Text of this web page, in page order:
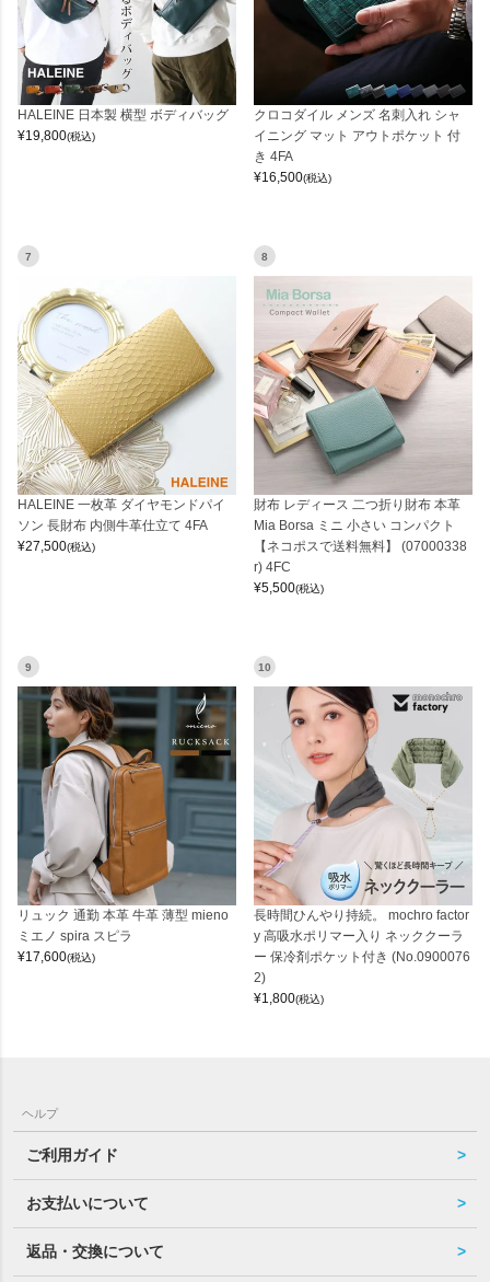
HALEINE 日本製 横型 ボディバッグ
¥19,800(税込)
クロコダイル メンズ 名刺入れ シャ
イニング マット アウトポケット 付
き 4FA
¥16,500(税込)
7
HALEINE 一枚革 ダイヤモンドパイ
ソン 長財布 内側牛革仕立て 4FA
¥27,500(税込)
8
財布 レディース 二つ折り財布 本革
Mia Borsa ミニ 小さい コンパクト
【ネコポスで送料無料】 (07000338
r) 4FC
¥5,500(税込)
9
リュック 通勤 本革 牛革 薄型 mieno
ミエノ spira スピラ
¥17,600(税込)
10
長時間ひんやり持続。 mochro factor
y 高吸水ポリマー入り ネッククーラ
ー 保冷剤ポケット付き (No.0900076
2)
¥1,800(税込)
ヘルプ
ご利用ガイド
お支払いについて
返品・交換について